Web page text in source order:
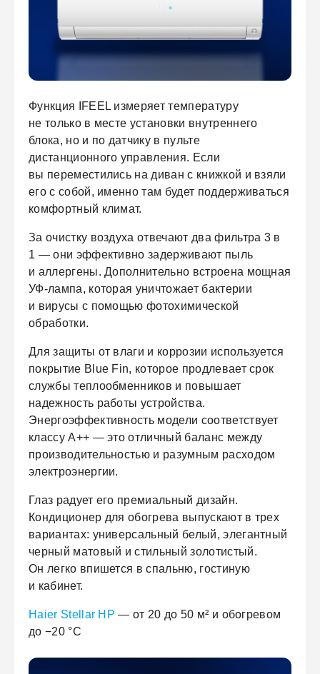
Функция IFEEL измеряет температуру
не только в месте установки внутреннего
блока, но и по датчику в пульте
дистанционного управления. Если
вы переместились на диван с книжкой и взяли
его с собой, именно там будет поддерживаться
комфортный климат.
За очистку воздуха отвечают два фильтра 3 в
1 — они эффективно задерживают пыль
и аллергены. Дополнительно встроена мощная
УФ-лампа, которая уничтожает бактерии
и вирусы с помощью фотохимической
обработки.
Для защиты от влаги и коррозии используется
покрытие Blue Fin, которое продлевает срок
службы теплообменников и повышает
надежность работы устройства.
Энергоэффективность модели соответствует
классу A++ — это отличный баланс между
производительностью и разумным расходом
электроэнергии.
Глаз радует его премиальный дизайн.
Кондиционер для обогрева выпускают в трех
вариантах: универсальный белый, элегантный
черный матовый и стильный золотистый.
Он легко впишется в спальню, гостиную
и кабинет.
Haier Stellar HP — от 20 до 50 м² и обогревом
до −20 °C